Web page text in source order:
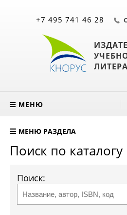
+7 495 741 46 28
МЕНЮ
МЕНЮ РАЗДЕЛА
Поиск по каталогу
Поиск: